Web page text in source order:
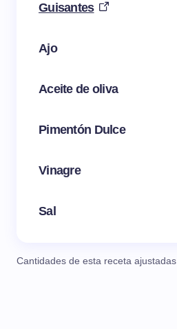
Guisantes
Ajo
Aceite de oliva
Pimentón Dulce
Vinagre
Sal
Cantidades de esta receta